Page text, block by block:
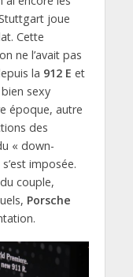
joue
Cette
ne l’avait pas
la 912 E et
sexy
époque, autre
des
« down-
imposée.
couple,
Porsche